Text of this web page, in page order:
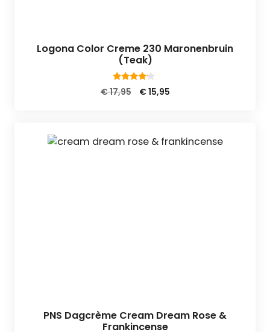
Logona Color Creme 230 Maronenbruin
(Teak)
4.00
van 5
€17,95
Oorspronkelijke
€15,95Huidige
PNS Dagcrème Cream Dream Rose &
Frankincense